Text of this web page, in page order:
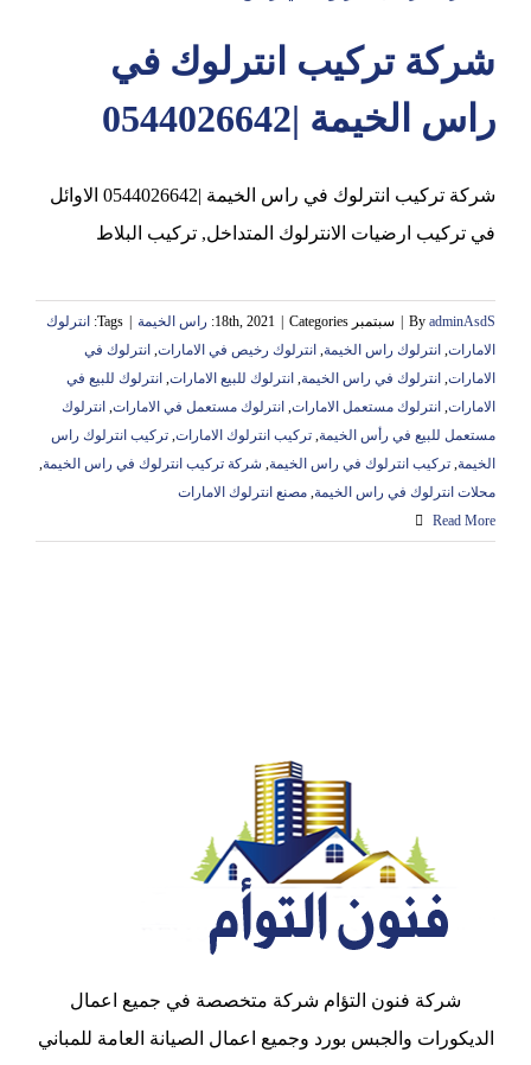
شركة تركيب انترلوك في
راس الخيمة |0544026642
شركة تركيب انترلوك في راس الخيمة |0544026642 الاوائل
في تركيب ارضيات الانترلوك المتداخل, تركيب البلاط
By adminAsdS سبتمبر 18th, 2021 Categories: راس الخيمة Tags:
انترلوك
الامارات, انترلوك راس الخيمة, انترلوك رخيص في الامارات, انترلوك في
الامارات, انترلوك في راس الخيمة, انترلوك للبيع الامارات, انترلوك للبيع في
الامارات, انترلوك مستعمل الامارات, انترلوك مستعمل في الامارات, انترلوك
مستعمل للبيع في رأس الخيمة, تركيب انترلوك الامارات, تركيب انترلوك راس
الخيمة, تركيب انترلوك في راس الخيمة, شركة تركيب انترلوك في راس الخيمة,
محلات انترلوك في راس الخيمة, مصنع انترلوك الامارات
Read More
شركة فنون التؤام شركة متخصصة في جميع اعمال
الديكورات والجبس بورد وجميع اعمال الصيانة العامة للمباني